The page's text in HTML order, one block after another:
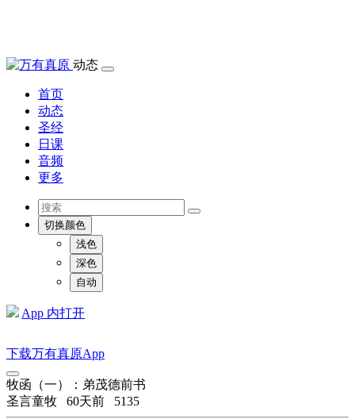
动态
首页
动态
圣经
日课
音频
更多
切换颜色
浅色
深色
自动
App 内打开
下载万有真原App
牧函（一）：弟茂德前书
圣言童牧 60天前 5135